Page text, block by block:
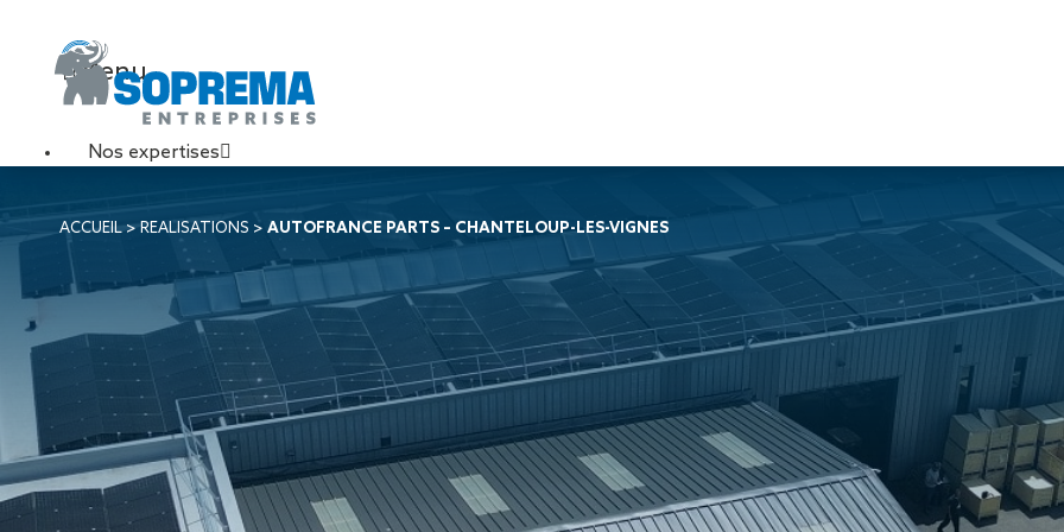
Menu
Nos expertises
Travaux de toiture
Couverture sèche
Éclairage naturel
Étanchéité liquide
Étanchéité sur support
acier
Étanchéité sur support
béton
Étanchéité sur support
bois
Travaux de
façade
Bardage
double peau
Bardage
rapporté
simple peau
Étanchéité
des parois
enterrées
charpente &
métallerie-serrurerie
Charpente en
bois lamellé-
Charpente
métallique
Charpente
mixte acier-
bois
Nos services
Soprassistance
Contrat
d’entretien
toiture et
réparation
toiture
terrasse
ACCUEIL> REALISATIONS > AUTOFRANCE PARTS – CHANTELOUP-LES-VIGNES